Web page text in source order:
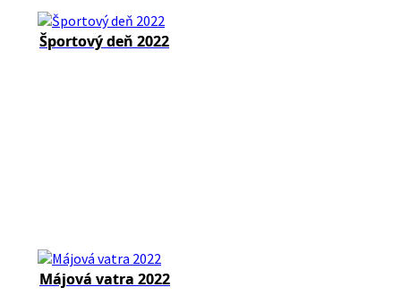
Športový deň 2022
Májová vatra 2022